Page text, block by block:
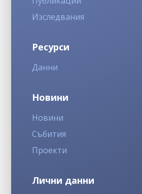
Изследвания
Ресурси
Данни
Новини
Новини
Събития
Проекти
Лични данни